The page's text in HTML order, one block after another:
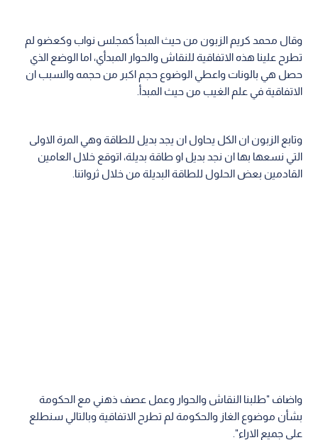
وقال محمد كريم الزبون من حيث المبدأ كمجلس نواب وكعضو لم
تطرح علينا هذه الاتفاقية للنقاش والحوار المبدأي، اما الوضع الذي
حصل هي بالونات واعطي الوضوع حجم اكبر من حجمه والسبب ان
الاتفاقية في علم الغيب من حيث المبدأ.
وتابع الزبون ان الكل يحاول ان يجد بديل للطاقة وهي المرة الاولى
التي نسعها بها ان نجد بديل او طاقة بديلة، اتوقع خلال العامين
القادمين بعض الحلول للطاقة البديلة من خلال ثرواتنا.
واضاف "طلبنا النقاش والحوار وعمل عصف ذهني مع الحكومة
بشأن موضوع الغاز والحكومة لم تطرح الاتفاقية وبالتالي سنطلع
على جميع الاراء".